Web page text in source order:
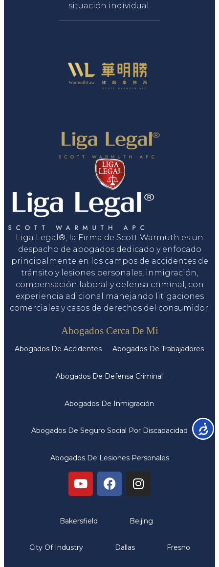
situación individual.
Liga Legal®, la Firma de Scott Warmuth es un
despacho de abogados dedicado y enfocado
principalmente en los campos de accidentes de
tránsito y lesiones personales, inmigración,
compensación laboral y defensa criminal, con
experiencia adicional manejando litigaciones
comerciales y casos de derechos del consumidor.
Abogados Cerca De Mi
Abogados De Accidentes Abogados De Trabajadores
Abogados De Defensa Criminal
Abogados De Inmigración
Abogados De Seguro Social Por Discapacidad
Abogados De Lesiones Personales
Bakersfield Beijing
City Of Industry Dallas Fresno